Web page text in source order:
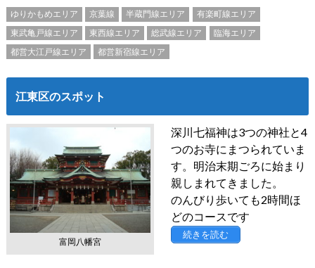
ゆりかもめエリア 京葉線 半蔵門線エリア
有楽町線エリア
東武亀戸線エリア
東西線エリア 総武線エリア
臨海エリア
都営大江戸線エリア
都営新宿線エリア
江東区のスポット
富岡八幡宮
深川七福神は3つの神社と4
つのお寺にまつられていま
す。明治末期ごろに始まり
親しまれてきました。
のんびり歩いても2時間ほ
どのコースです
続きを読む